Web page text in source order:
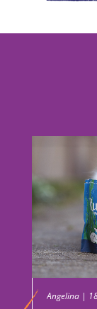
Angelina |